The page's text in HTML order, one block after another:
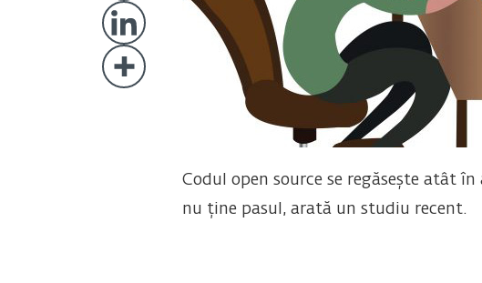
Codul open source se regăsește atât
nu ține pasul, arată un studiu recent.